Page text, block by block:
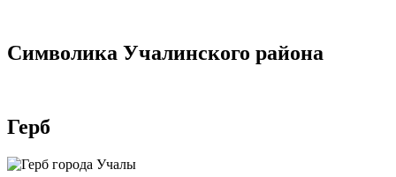
Символика Учалинского района
Герб